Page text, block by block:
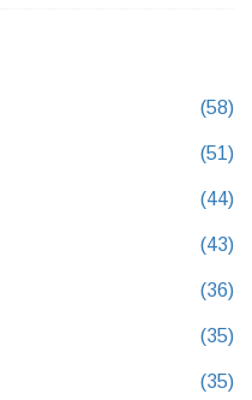
(58)
(51)
(44)
(43)
(36)
(35)
(35)